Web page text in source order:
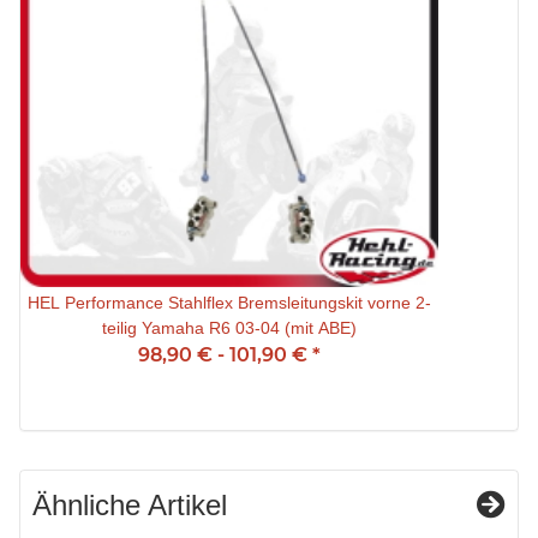
HEL Performance Stahlflex Bremsleitungskit vorne 2-
teilig Yamaha R6 03-04 (mit ABE)
98,90 € - 101,90 € *
Ähnliche Artikel